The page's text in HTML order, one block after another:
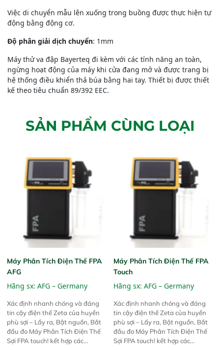
Việc di chuyển mẫu lên xuống trong buồng được thực hiện tự
động bằng động cơ.
Độ phân giải dịch chuyển: 1mm
Máy thử va đập Bayerteq đi kèm với các tính năng an toàn,
ngừng hoạt động của máy khi cửa đang mở và được trang bị
hệ thống điều khiển thả búa bằng hai tay. Thiết bị được thiết
kế theo tiêu chuẩn 89/392 EEC.
SẢN PHẨM CÙNG LOẠI
Máy Phân Tích Điện Thế FPA
AFG
Hãng sx: AFG – Germany
Xác định nhanh chóng và đáng
tin cậy điện thế Zeta của huyền
phù sợi – Lấy ra, Bật nguồn, Bắt
đầu đo Máy Phân Tích Điện Thế
Sợi FPA touch! kết hợp các
Máy Phân Tích Điện Thế FPA
Touch
Hãng sx: AFG – Germany
Xác định nhanh chóng và đáng
tin cậy điện thế Zeta của huyền
phù sợi – Lấy ra, Bật nguồn, Bắt
đầu đo Máy Phân Tích Điện Thế
Sợi FPA touch! kết hợp các